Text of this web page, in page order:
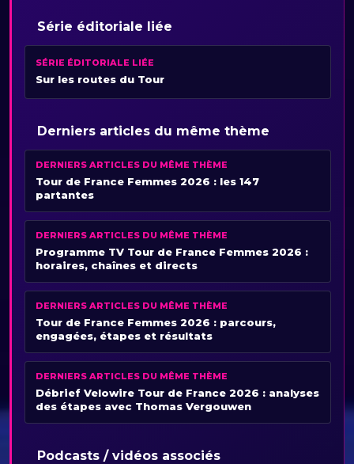
Série éditoriale liée
SÉRIE ÉDITORIALE LIÉE
Sur les routes du Tour
Derniers articles du même thème
DERNIERS ARTICLES DU MÊME THÈME
Tour de France Femmes 2026 : les 147
partantes
DERNIERS ARTICLES DU MÊME THÈME
Programme TV Tour de France Femmes 2026 :
horaires, chaînes et directs
DERNIERS ARTICLES DU MÊME THÈME
Tour de France Femmes 2026 : parcours,
engagées, étapes et résultats
DERNIERS ARTICLES DU MÊME THÈME
Débrief Velowire Tour de France 2026 : analyses
des étapes avec Thomas Vergouwen
Podcasts / vidéos associés